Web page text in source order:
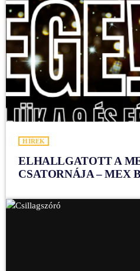
HÍREK
ELHALLGATOTT A
CSATORNÁJA – MEX